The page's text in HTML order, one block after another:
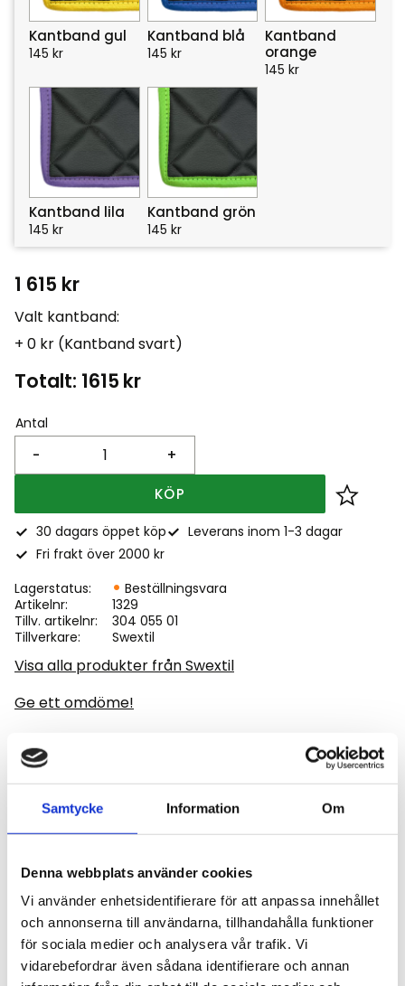
Samtycke Information Om
Denna webbplats använder cookies
Vi använder enhetsidentifierare för att anpassa innehållet
och annonserna till användarna, tillhandahålla funktioner
för sociala medier och analysera vår trafik. Vi
vidarebefordrar även sådana identifierare och annan
Kantband gul
145 kr
Kantband blå
145 kr
Kantband
orange
145 kr
Kantband lila
145 kr
Kantband grön
145 kr
1 615 kr
Valt kantband:
+ 0 kr (Kantband svart)
Totalt: 1615 kr
Antal
+
-
KÖP Lägg
30 dagars öppet köp
Leverans inom 1-3 dagar
Fri frakt över 2000 kr
Lagerstatus
Beställningsvara
Artikelnr
1329
Tillv. artikelnr
304 055 01
Tillverkare
Swextil
Visa alla produkter från Swextil
Ge ett omdöme!
Golvmatta till Hitachi ZX85-225US-6. Matta med
väldigt fin kvalité det är en diamantmönstrad matta
med stoppning, enligt bild.
Omdömen